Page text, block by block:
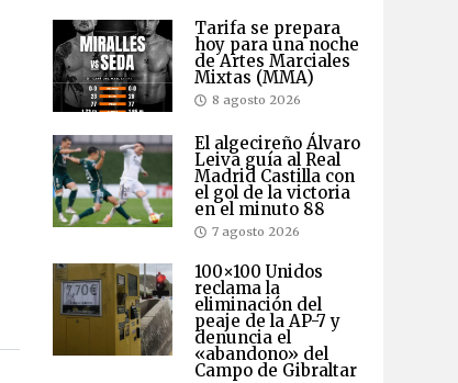
Tarifa se prepara
hoy para una noche
de Artes Marciales
Mixtas (MMA)
8 agosto 2026
El algecireño Álvaro
Leiva guía al Real
Madrid Castilla con
el gol de la victoria
en el minuto 88
7 agosto 2026
100×100 Unidos
reclama la
eliminación del
peaje de la AP-7 y
denuncia el
«abandono» del
Campo de Gibraltar